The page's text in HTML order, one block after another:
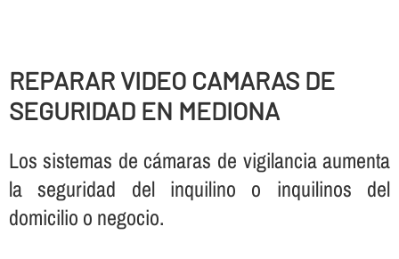
REPARAR VIDEO CAMARAS DE
SEGURIDAD EN MEDIONA
Los sistemas de cámaras de vigilancia aumenta
la seguridad del inquilino o inquilinos del
domicilio o negocio.